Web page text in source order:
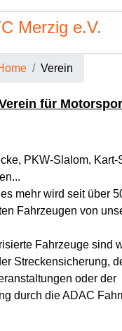
Verein
für
PKW-Slalom, Kart-
mehr wird seit über
Fahrzeugen von
Fahrzeuge sind
Streckensicherung,
oder der
durch die ADAC